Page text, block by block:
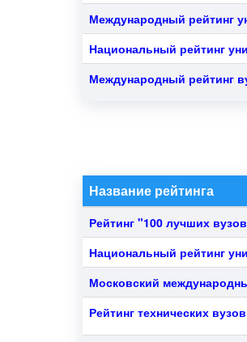
Международный рейтинг
Национальный рейтинг
Международный рейтинг
Название рейтинга
Рейтинг "100 лучших
Национальный рейтинг
Московский
Рейтинг технических